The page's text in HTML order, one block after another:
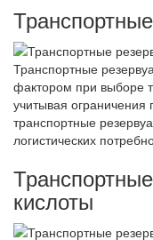
Транспортные
фактором при выборе
учитывая
транспортные
логистических
кислоты